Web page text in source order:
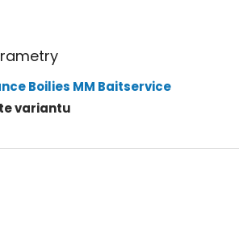
Boilies MM Baitservice
variantu